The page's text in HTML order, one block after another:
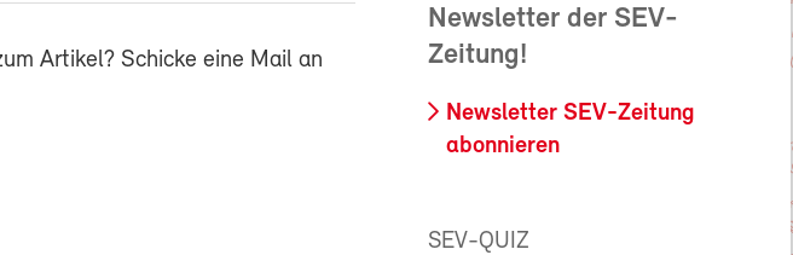
Artikel? Schicke eine Mail an
Newsletter der SEV-
Zeitung!
Newsletter SEV-Zeitung
abonnieren
SEV-QUIZ